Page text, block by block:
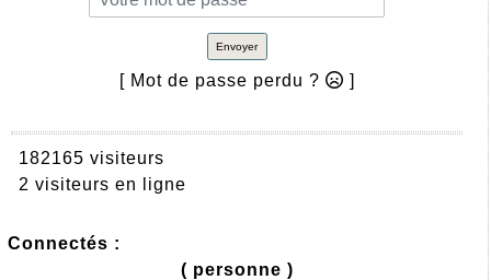
Envoyer
[ Mot de passe perdu ? ]
182165 visiteurs
2 visiteurs en ligne
Connectés :
( personne )